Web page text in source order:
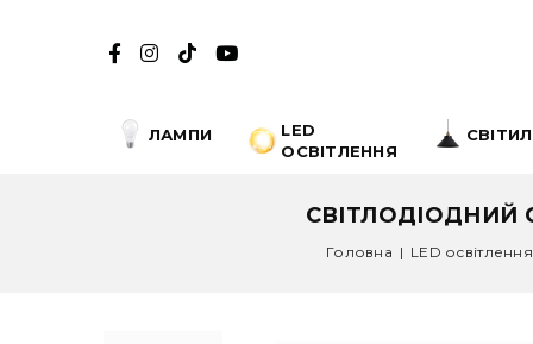
ЛАМПИ
LED
ОСВІТЛЕННЯ
СВІТЛОДІОДНИЙ
Головна | LED освітлення